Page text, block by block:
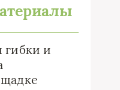
гибки и